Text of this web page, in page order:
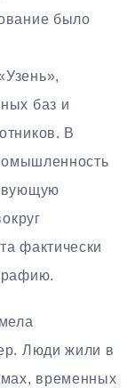
было
баз и
В
фактически
Люди жили в
временных